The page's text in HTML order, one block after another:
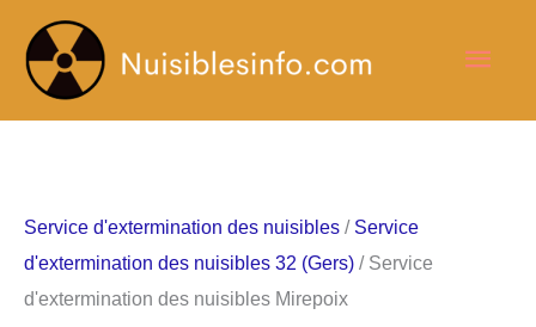
contenu
Service d'extermination des nuisibles / Service
d'extermination des nuisibles 32 (Gers) / Service
d'extermination des nuisibles Mirepoix